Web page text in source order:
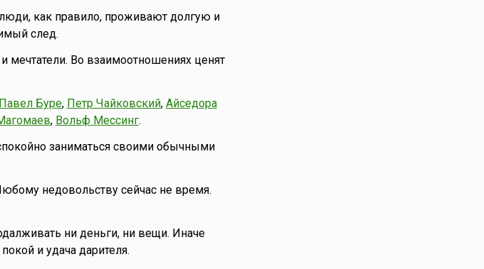
как правило, проживают долгую и
след.
Во взаимоотношениях ценят
Павел Буре, Петр Чайковский, Айседора
, Вольф Мессинг.
заниматься своими обычными
недовольству сейчас не время.
ни деньги, ни вещи. Иначе
и удача дарителя.